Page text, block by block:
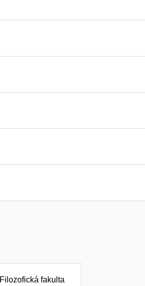
Filozofická fakulta